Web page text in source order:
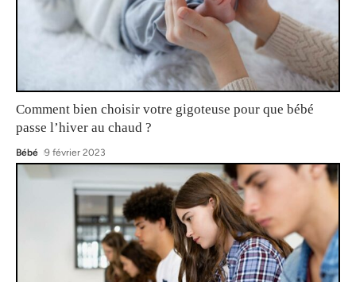
Comment bien choisir votre gigoteuse pour que bébé
passe l’hiver au chaud ?
Bébé 9 février 2023